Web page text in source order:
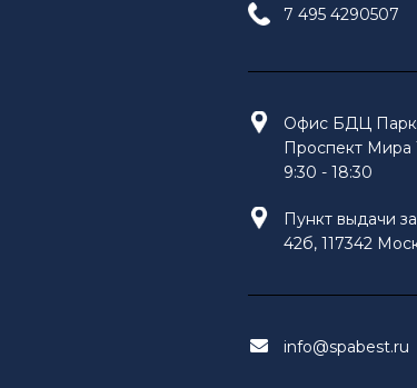
7 495 4290507
Офис БДЦ Парк
Проспект Мира
9:30 - 18:30
Пункт выдачи
42б, 117342
info@spabest.ru